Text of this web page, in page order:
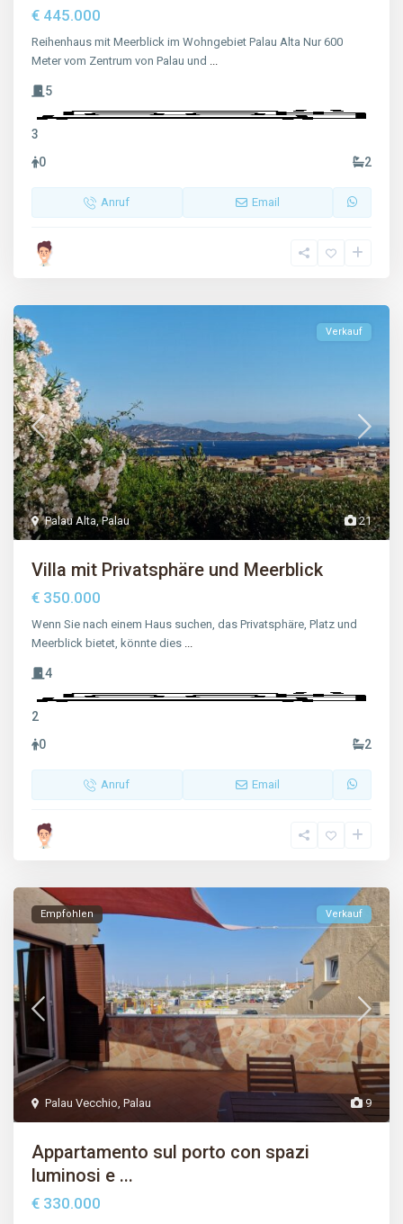
€ 445.000
Reihenhaus mit Meerblick im Wohngebiet Palau Alta Nur 600
Meter vom Zentrum von Palau und ...
5
3
0
2
Anruf Email
21
Palau Alta,Palau
Verkauf
Villa mit Privatsphäre und Meerblick
€ 350.000
Wenn Sie nach einem Haus suchen, das Privatsphäre, Platz und
Meerblick bietet, könnte dies ...
4
2
0
2
Anruf Email
9
Palau Vecchio,Palau
Empfohlen Verkauf
Appartamento sul porto con spazi
luminosi e ...
€ 330.000